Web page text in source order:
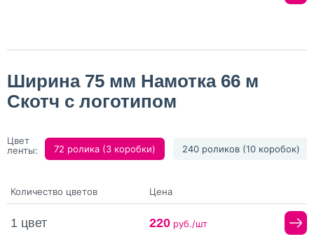
Ширина 75 мм Намотка 66 м
Скотч с логотипом
Цвет
ленты:
72 ролика (3 коробки) 240 роликов (10 коробок)
Количество цветов Цена
1 цвет 220руб./шт